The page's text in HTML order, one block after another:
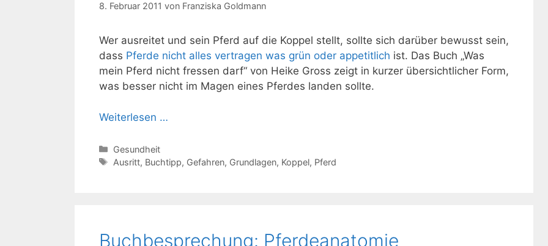
8. Februar 2011 von Franziska Goldmann
Wer ausreitet und sein Pferd auf die Koppel stellt, sollte sich darüber bewusst sein,
dass Pferde nicht alles vertragen was grün oder appetitlich ist. Das Buch „Was
mein Pferd nicht fressen darf“ von Heike Gross zeigt in kurzer übersichtlicher Form,
was besser nicht im Magen eines Pferdes landen sollte.
Weiterlesen …
Kategorien
Gesundheit
Schlagwörter
Ausritt, Buchtipp, Gefahren, Grundlagen, Koppel, Pferd
Buchbesprechung: Pferdeanatomie